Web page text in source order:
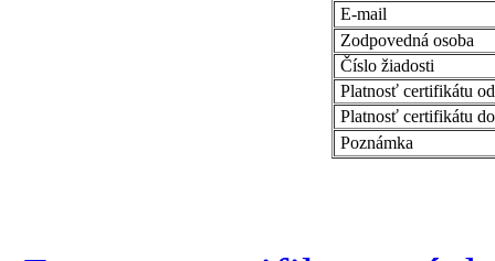
E-mail
Zodpovedná osoba
Číslo žiadosti
Platnosť certifikátu od
Platnosť certifikátu do
Poznámka